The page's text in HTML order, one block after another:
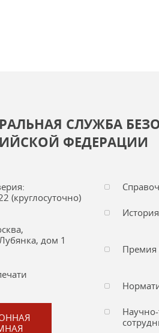
СЛУЖБА
ФЕДЕРАЦИИ
(круглосуточно)
дом 1
История
Премия